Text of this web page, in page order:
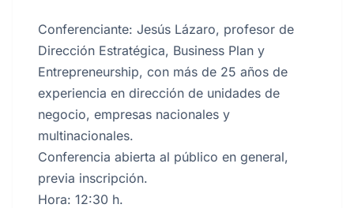
Conferenciante: Jesús Lázaro, profesor de
Dirección Estratégica, Business Plan y
Entrepreneurship, con más de 25 años de
experiencia en dirección de unidades de
negocio, empresas nacionales y
multinacionales.
Conferencia abierta al público en general,
previa inscripción.
Hora: 12:30 h.